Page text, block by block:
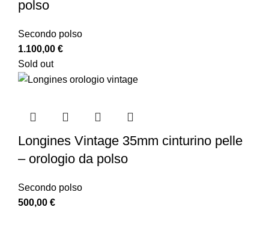
polso
Secondo polso
1.100,00 €
Sold out
Longines Vintage 35mm cinturino pelle
– orologio da polso
Secondo polso
500,00 €